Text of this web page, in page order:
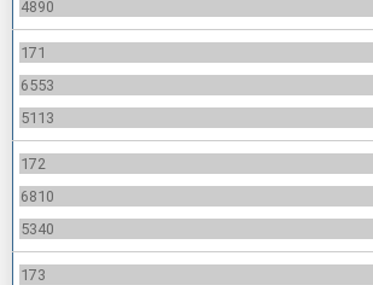
4890
171
6553
5113
172
6810
5340
173